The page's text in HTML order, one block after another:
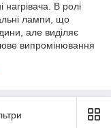
нагрівача. В ролі
лампи, що
але виділяє
випромінювання
може бути
є відкриті тераси.